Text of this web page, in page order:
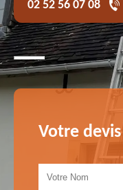
02 52 56 07 08
Votre